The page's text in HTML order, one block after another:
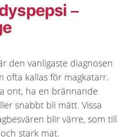
–
den vanligaste diagnosen
ofta kallas för magkatarr.
ont, ha en brännande
snabbt bli mätt. Vissa
blir värre, som till
stark mat.